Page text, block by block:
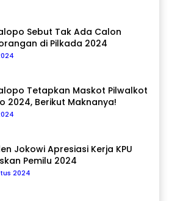
Sebut Tak Ada Calon
di Pilkada 2024
Tetapkan Maskot Pilwalkot
2024, Berikut Maknanya!
Jokowi Apresiasi Kerja KPU
Pemilu 2024
2024